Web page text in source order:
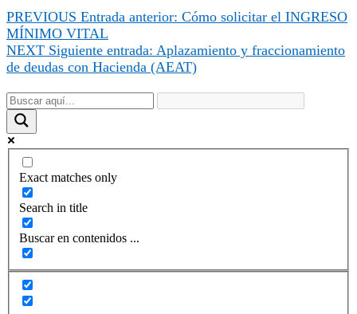
PREVIOUS Entrada anterior: Cómo solicitar el INGRESO
MÍNIMO VITAL
NEXT Siguiente entrada: Aplazamiento y fraccionamiento
de deudas con Hacienda (AEAT)
Exact matches only
Search in title
Buscar en contenidos ...